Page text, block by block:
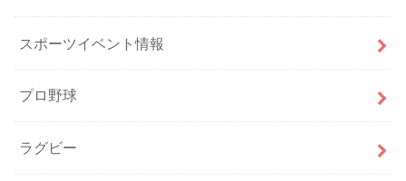
スポーツイベント情報
プロ野球
ラグビー